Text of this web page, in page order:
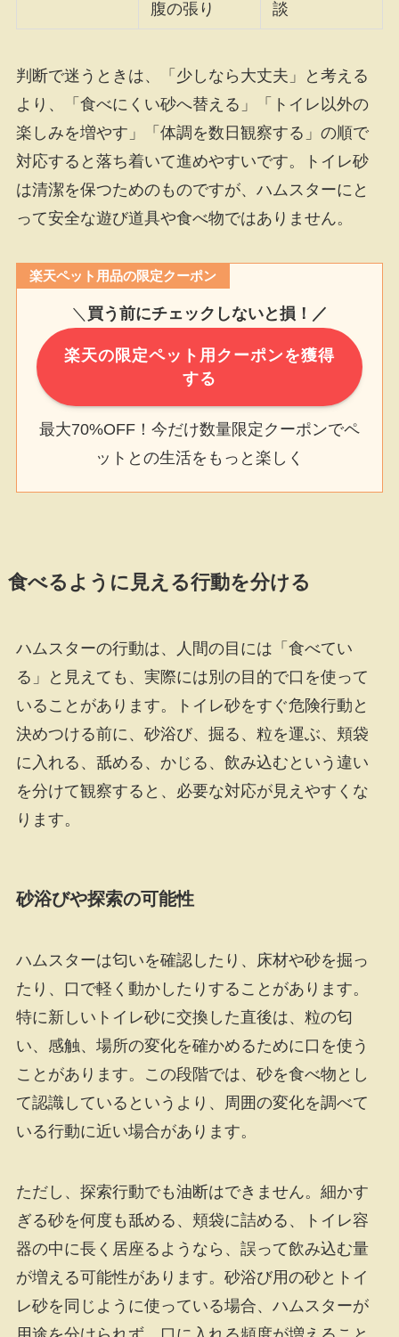
腹の張り 談
判断で迷うときは、「少しなら大丈夫」と考える
より、「食べにくい砂へ替える」「トイレ以外の
楽しみを増やす」「体調を数日観察する」の順で
対応すると落ち着いて進めやすいです。トイレ砂
は清潔を保つためのものですが、ハムスターにと
って安全な遊び道具や食べ物ではありません。
楽天ペット用品の限定クーポン
＼ 買う前にチェックしないと損！／
楽天の限定ペット用クーポンを獲得
する
最大70%OFF！今だけ数量限定クーポンでペ
ットとの生活をもっと楽しく
食べるように見える行動を分ける
ハムスターの行動は、人間の目には「食べてい
る」と見えても、実際には別の目的で口を使って
いることがあります。トイレ砂をすぐ危険行動と
決めつける前に、砂浴び、掘る、粒を運ぶ、頬袋
に入れる、舐める、かじる、飲み込むという違い
を分けて観察すると、必要な対応が見えやすくな
ります。
砂浴びや探索の可能性
ハムスターは匂いを確認したり、床材や砂を掘っ
たり、口で軽く動かしたりすることがあります。
特に新しいトイレ砂に交換した直後は、粒の匂
い、感触、場所の変化を確かめるために口を使う
ことがあります。この段階では、砂を食べ物とし
て認識しているというより、周囲の変化を調べて
いる行動に近い場合があります。
ただし、探索行動でも油断はできません。細かす
ぎる砂を何度も舐める、頬袋に詰める、トイレ容
器の中に長く居座るようなら、誤って飲み込む量
が増える可能性があります。砂浴び用の砂とトイ
レ砂を同じように使っている場合、ハムスターが